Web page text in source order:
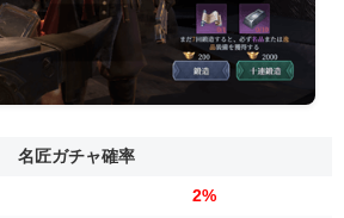
名匠ガチャ確率
2%